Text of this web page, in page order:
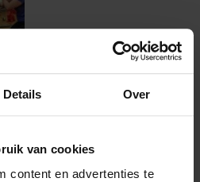
Details Over
van cookies
content en advertenties te